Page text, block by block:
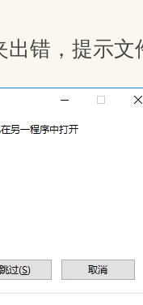
出错，提示